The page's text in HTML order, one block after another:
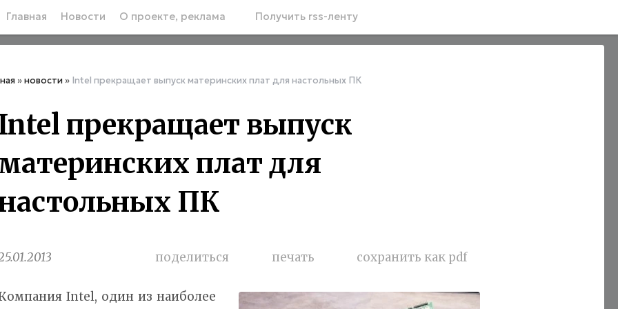
Главная Новости О проекте, реклама Получить rss-ленту
»новости » Intel прекращает выпуск материнских плат для настольных ПК
прекращает выпуск
плат для
ПК
поделиться печать сохранить как pdf
Intel, один из наиболее